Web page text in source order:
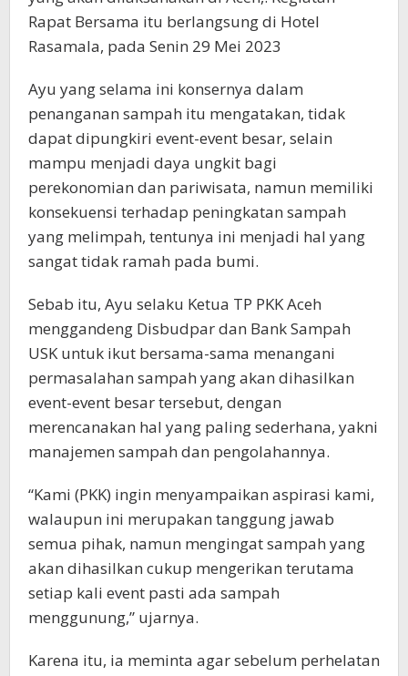
Rapat Bersama itu berlangsung di Hotel
Rasamala, pada Senin 29 Mei 2023
Ayu yang selama ini konsernya dalam
penanganan sampah itu mengatakan, tidak
dapat dipungkiri event-event besar, selain
mampu menjadi daya ungkit bagi
perekonomian dan pariwisata, namun memiliki
konsekuensi terhadap peningkatan sampah
yang melimpah, tentunya ini menjadi hal yang
sangat tidak ramah pada bumi.
Sebab itu, Ayu selaku Ketua TP PKK Aceh
menggandeng Disbudpar dan Bank Sampah
USK untuk ikut bersama-sama menangani
permasalahan sampah yang akan dihasilkan
event-event besar tersebut, dengan
merencanakan hal yang paling sederhana, yakni
manajemen sampah dan pengolahannya.
“Kami (PKK) ingin menyampaikan aspirasi kami,
walaupun ini merupakan tanggung jawab
semua pihak, namun mengingat sampah yang
akan dihasilkan cukup mengerikan terutama
setiap kali event pasti ada sampah
menggunung,” ujarnya.
Karena itu, ia meminta agar sebelum perhelatan